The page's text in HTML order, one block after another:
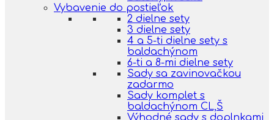
Vybavenie do postieľok
2 dielne sety
3 dielne sety
4 a 5-ti dielne sety s
baldachýnom
6-ti a 8-mi dielne sety
Sady sa zavinovačkou
zadarmo
Sady komplet s
baldachýnom CL,Š
Výhodné sady s doplnkami